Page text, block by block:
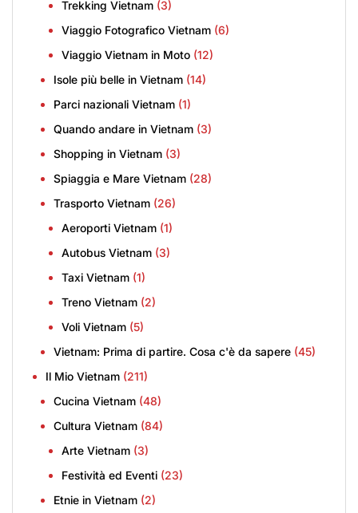
Trekking Vietnam (3)
Viaggio Fotografico Vietnam (6)
Viaggio Vietnam in Moto (12)
Isole più belle in Vietnam (14)
Parci nazionali Vietnam (1)
Quando andare in Vietnam (3)
Shopping in Vietnam (3)
Spiaggia e Mare Vietnam (28)
Trasporto Vietnam (26)
Aeroporti Vietnam (1)
Autobus Vietnam (3)
Taxi Vietnam (1)
Treno Vietnam (2)
Voli Vietnam (5)
Vietnam: Prima di partire. Cosa c'è da sapere (45)
Il Mio Vietnam (211)
Cucina Vietnam (48)
Cultura Vietnam (84)
Arte Vietnam (3)
Festività ed Eventi (23)
Etnie in Vietnam (2)